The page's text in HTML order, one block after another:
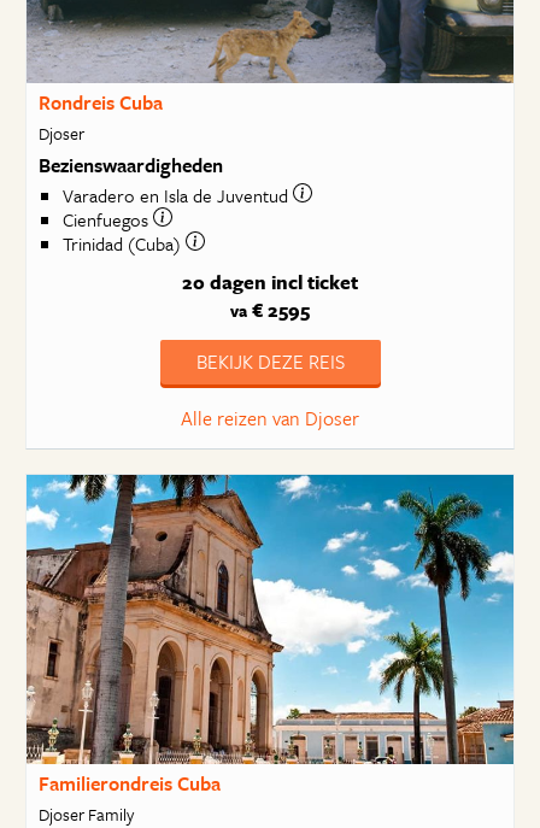
Rondreis Cuba
Djoser
Bezienswaardigheden
Varadero en Isla de Juventud
Cienfuegos
Trinidad (Cuba)
20 dagen incl ticket
va € 2595
BEKIJK DEZE REIS
Alle reizen van Djoser
Familierondreis Cuba
Djoser Family